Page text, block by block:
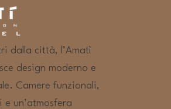
dalla città, l’Amatì
design moderno e
Camere funzionali,
un’atmosfera